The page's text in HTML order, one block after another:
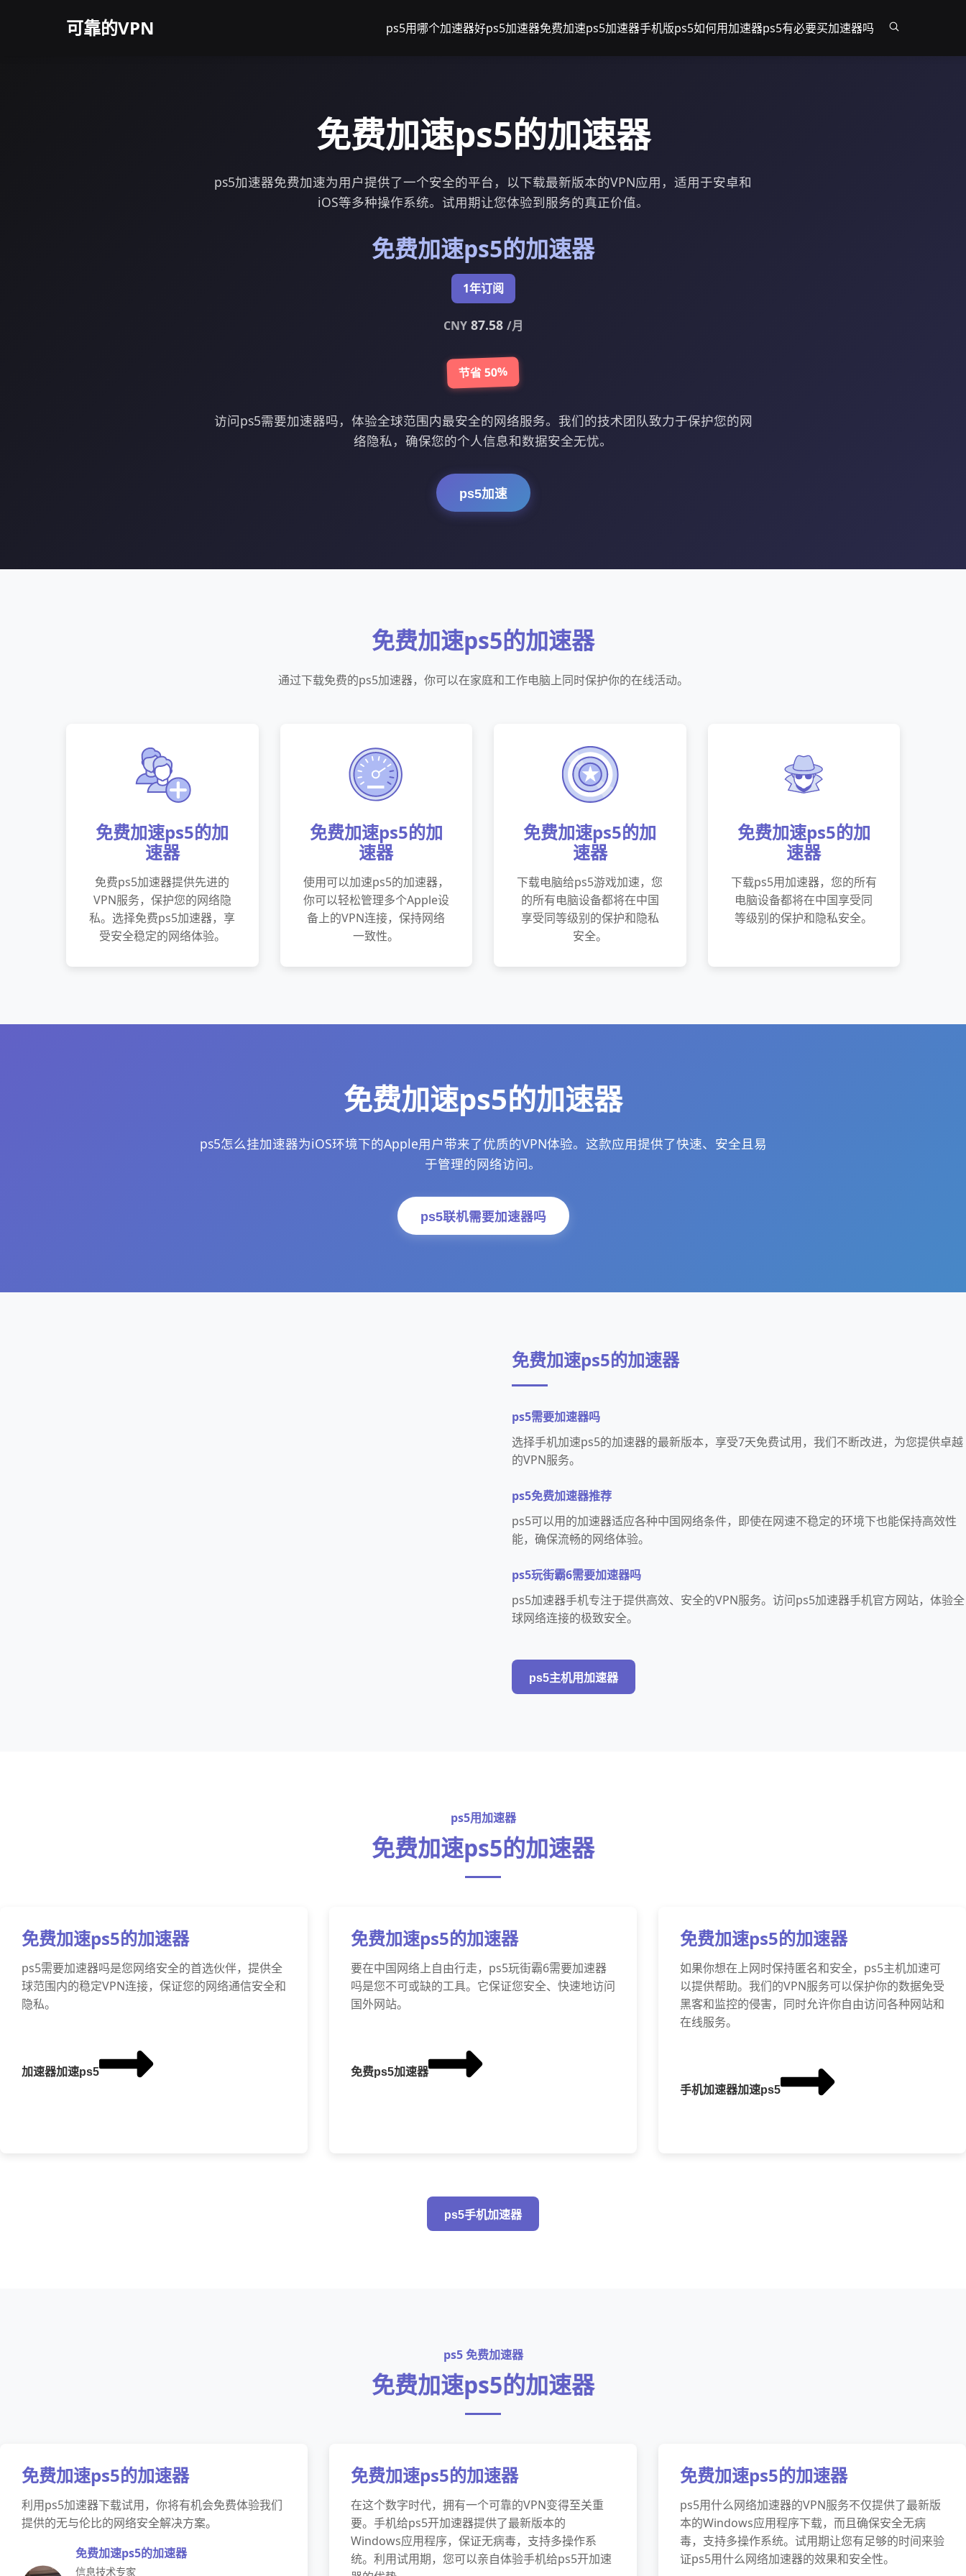
可靠的VPN ps5用哪个加速器好ps5加速器免费加速ps5加速器手机版ps5如何用加速器ps5有必要买加速器吗
免费加速ps5的加速器
ps5加速器免费加速为用户提供了一个安全的平台，以下载最新版本的VPN应用，适用于安卓和
iOS等多种操作系统。试用期让您体验到服务的真正价值。
免费加速ps5的加速器
1年订阅
CNY87.58 /月
节省 50%
访问ps5需要加速器吗，体验全球范围内最安全的网络服务。我们的技术团队致力于保护您的网
络隐私，确保您的个人信息和数据安全无忧。
ps5加速
免费加速ps5的加速器
通过下载免费的ps5加速器，你可以在家庭和工作电脑上同时保护你的在线活动。
免费加速ps5的加
速器
免费ps5加速器提供先进的
VPN服务，保护您的网络隐
私。选择免费ps5加速器，享
受安全稳定的网络体验。
免费加速ps5的加
速器
使用可以加速ps5的加速器，
你可以轻松管理多个Apple设
备上的VPN连接，保持网络
一致性。
免费加速ps5的加
速器
下载电脑给ps5游戏加速，您
的所有电脑设备都将在中国
享受同等级别的保护和隐私
安全。
免费加速ps5的加
速器
下载ps5用加速器，您的所有
电脑设备都将在中国享受同
等级别的保护和隐私安全。
免费加速ps5的加速器
ps5怎么挂加速器为iOS环境下的Apple用户带来了优质的VPN体验。这款应用提供了快速、安全且易
于管理的网络访问。
ps5联机需要加速器吗
免费加速ps5的加速器
ps5需要加速器吗
选择手机加速ps5的加速器的最新版本，享受7天免费试用，我们不断改进，为您提供卓越
的VPN服务。
ps5免费加速器推荐
ps5可以用的加速器适应各种中国网络条件，即使在网速不稳定的环境下也能保持高效性
能，确保流畅的网络体验。
ps5玩街霸6需要加速器吗
ps5加速器手机专注于提供高效、安全的VPN服务。访问ps5加速器手机官方网站，体验全
球网络连接的极致安全。
ps5主机用加速器
ps5用加速器
免费加速ps5的加速器
免费加速ps5的加速器
ps5需要加速器吗是您网络安全的首选伙伴，提供全
球范围内的稳定VPN连接，保证您的网络通信安全和
隐私。
加速器加速ps5
免费加速ps5的加速器
要在中国网络上自由行走，ps5玩街霸6需要加速器
吗是您不可或缺的工具。它保证您安全、快速地访问
国外网站。
免费ps5加速器
免费加速ps5的加速器
如果你想在上网时保持匿名和安全，ps5主机加速可
以提供帮助。我们的VPN服务可以保护你的数据免受
黑客和监控的侵害，同时允许你自由访问各种网站和
在线服务。
手机加速器加速ps5
ps5手机加速器
ps5 免费加速器
免费加速ps5的加速器
免费加速ps5的加速器
利用ps5加速器下载试用，你将有机会免费体验我们
提供的无与伦比的网络安全解决方案。
免费加速ps5的加速器
信息技术专家
免费加速ps5的加速器
在这个数字时代，拥有一个可靠的VPN变得至关重
要。手机给ps5开加速器提供了最新版本的
Windows应用程序，保证无病毒，支持多操作系
统。利用试用期，您可以亲自体验手机给ps5开加速
免费加速ps5的加速器
ps5用什么网络加速器的VPN服务不仅提供了最新版
本的Windows应用程序下载，而且确保安全无病
毒，支持多操作系统。试用期让您有足够的时间来验
证ps5用什么网络加速器的效果和安全性。